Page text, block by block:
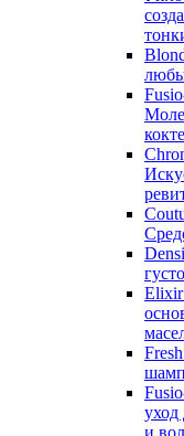
уход
и